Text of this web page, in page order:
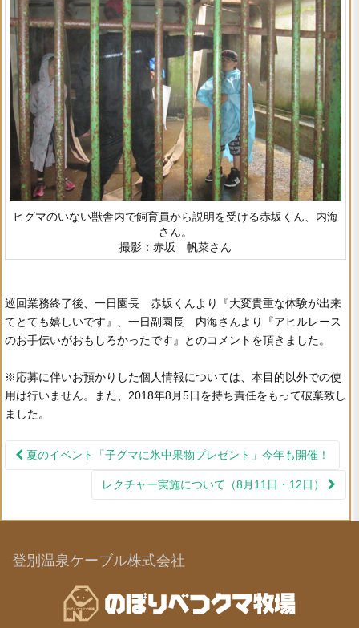
ヒグマのいない獣舎内で飼育員から説明を受ける赤坂くん、内海
さん。
撮影：赤坂 帆菜さん
巡回業務終了後、一日園長 赤坂くんより『大変貴重な体験が出来
てとても嬉しいです』、一日副園長 内海さんより『アヒルレース
のお手伝いがおもしろかったです』とのコメントを頂きました。
※応募に伴いお預かりした個人情報については、本目的以外での使
用は行いません。また、2018年8月5日を持ち責任をもって破棄致し
ました。
投稿ナビゲーション
夏のイベント「子グマに氷中果物プレゼント」今年も開催！
レクチャー実施について（8月11日・12日）
登別温泉ケーブル株式会社